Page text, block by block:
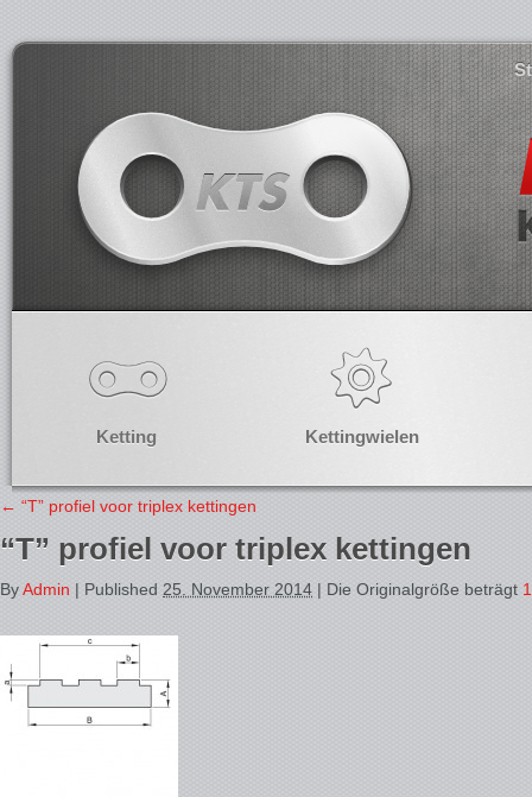
Ketting Kettingwielen
← “T” profiel voor triplex kettingen
“T” profiel voor triplex kettingen
ByAdmin | Published 25. November 2014 | Die Originalgröße beträgt